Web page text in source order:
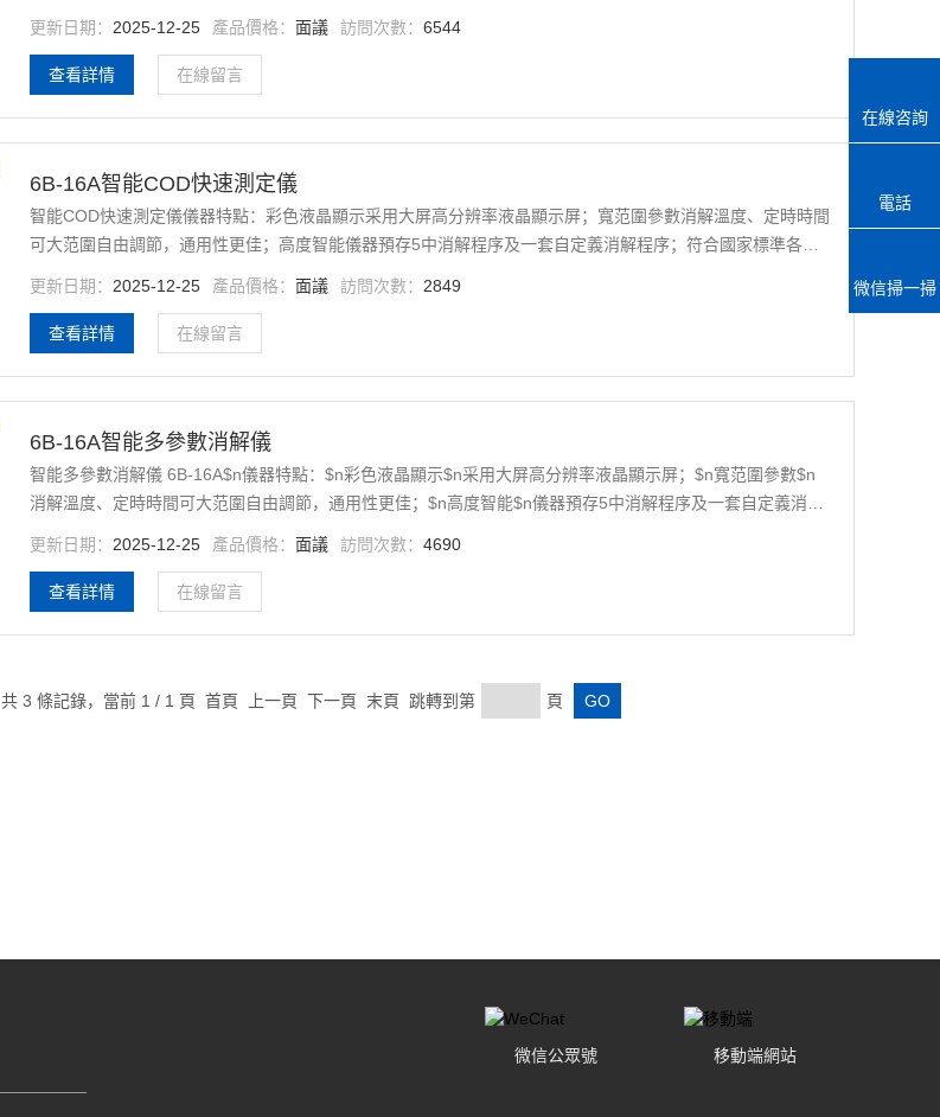
更新日期： 2025-12-25 產品價格：面議 訪問次數：6544
查看詳情 在線留言
6B-16A智能COD快速測定儀
智能COD快速測定儀儀器特點：彩色液晶顯示采用大屏高分辨率液晶顯示屏；寬范圍參數消解溫度、定時時間
可大范圍自由調節，通用性更佳；高度智能儀器預存5中消解程序及一套自定義消解程序；符合國家標準各項
更新日期： 2025-12-25 產品價格：面議 訪問次數： 2849
查看詳情 在線留言
6B-16A智能多參數消解儀
智能多參數消解儀 6B-16A$n儀器特點：$n彩色液晶顯示$n采用大屏高分辨率液晶顯示屏；$n寬范圍參數$n
消解溫度、定時時間可大范圍自由調節，通用性更佳；$n高度智能$n儀器預存5中消解程序及一套自定義消解
更新日期： 2025-12-25 產品價格：面議 訪問次數：4690
查看詳情 在線留言
共 3 條記錄，當前 1 / 1 頁 首頁 上一頁 下一頁 末頁 跳轉到第 頁
微信公眾號 移動端網站
在線咨詢
電話
微信掃一掃